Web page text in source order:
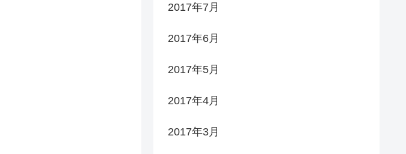
2017年7月
2017年6月
2017年5月
2017年4月
2017年3月